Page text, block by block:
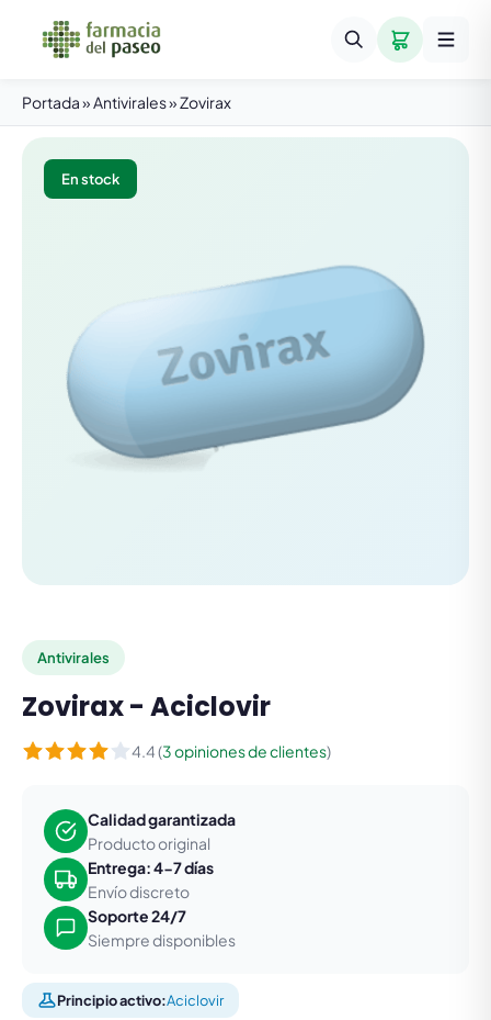
Portada»Antivirales»Zovirax
En stock
Antivirales
Zovirax - Aciclovir
4.4 (3 opiniones de clientes)
Calidad garantizada
Producto original
Entrega: 4-7 días
Envío discreto
Soporte 24/7
Siempre disponibles
Principio activo:Aciclovir